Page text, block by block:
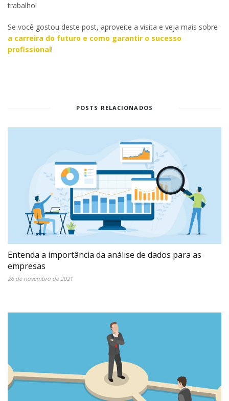
trabalho!
Se você gostou deste post, aproveite a visita e veja mais sobre
a carreira do futuro e como garantir o sucesso
profissional!
POSTS RELACIONADOS
Entenda a importância da análise de dados para as
empresas
26 de novembro de 2021